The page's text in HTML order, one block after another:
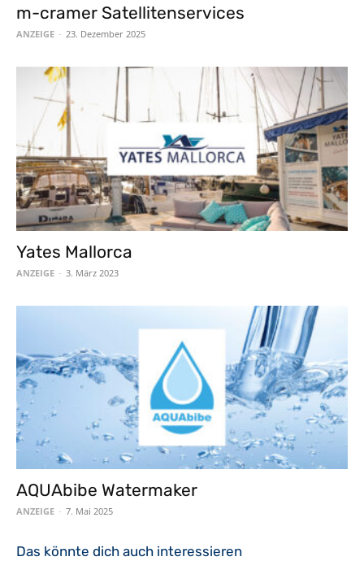
m-cramer Satellitenservices
ANZEIGE - 23. Dezember 2025
Yates Mallorca
ANZEIGE - 3. März 2023
AQUAbibe Watermaker
ANZEIGE - 7. Mai 2025
Das könnte dich auch interessieren